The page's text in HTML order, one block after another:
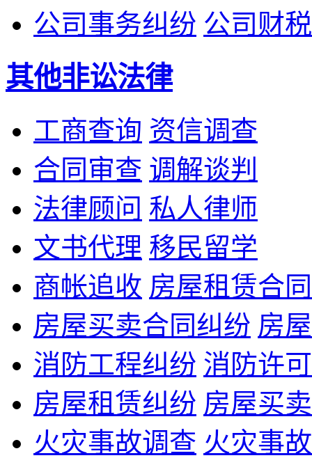
公司事务纠纷 公司财税
其他非讼法律
工商查询 资信调查
合同审查 调解谈判
法律顾问 私人律师
文书代理 移民留学
商帐追收 房屋租赁合
房屋买卖合同纠纷 房
消防工程纠纷 消防许
房屋租赁纠纷 房屋买
火灾事故调查 火灾事